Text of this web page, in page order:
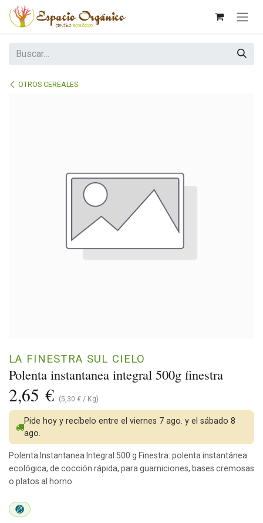
Ir al contenido
OTROS CEREALES
Polenta instantanea integral 500g finestra
LA FINESTRA SUL CIELO
2,65 € (5,30 € / Kg)
Pide hoy y recíbelo entre el viernes 7 ago. y el sábado 8
ago.
Polenta Instantanea Integral 500 g Finestra: polenta instantánea
ecológica, de cocción rápida, para guarniciones, bases cremosas
o platos al horno.